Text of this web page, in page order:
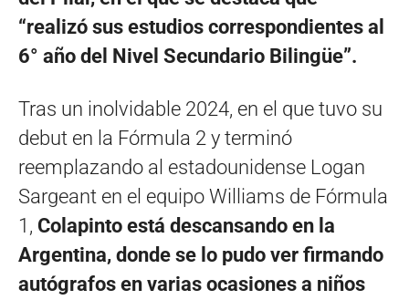
“realizó sus estudios correspondientes al
6° año del Nivel Secundario Bilingüe”.
Tras un inolvidable 2024, en el que tuvo su
debut en la Fórmula 2 y terminó
reemplazando al estadounidense Logan
Sargeant en el equipo Williams de Fórmula
1, Colapinto está descansando en la
Argentina, donde se lo pudo ver firmando
autógrafos en varias ocasiones a niños